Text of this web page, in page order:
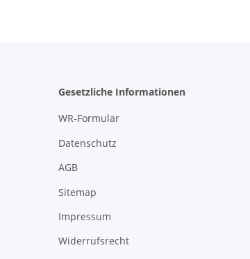
Gesetzliche Informationen
WR-Formular
Datenschutz
AGB
Sitemap
Impressum
Widerrufsrecht